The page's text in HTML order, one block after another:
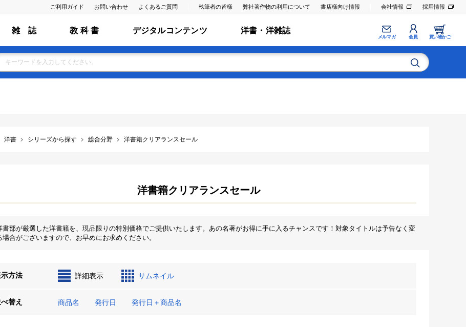
ご利用ガイド お問い合わせ よくあるご質問 執筆者の皆様 弊社著作物の利用について 書店様向け情報 会社情報 採用情報
雑 誌 教 科 書 デジタルコンテンツ 洋書・洋雑誌
メルマガ 会員 買い物かご
洋書 シリーズから探す 総合分野 洋書籍クリアランスセール
洋書籍クリアランスセール
書部が厳選した洋書籍を、現品限りの特別価格でご提供いたします。あの名著がお得に手に入るチャンスです！対象タイトルは予告なく変
場合がございますので、お早めにお求めください。
方法 詳細表示 サムネイル
替え 商品名 発行日 発行日＋商品名